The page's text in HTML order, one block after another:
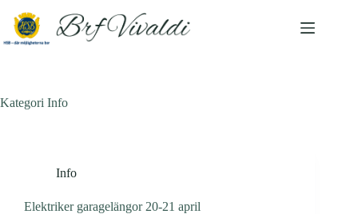
content
Kategori Info
Info
Elektriker garagelängor 20-21 april